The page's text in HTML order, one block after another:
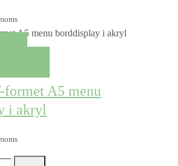
A5 menu
i akryl